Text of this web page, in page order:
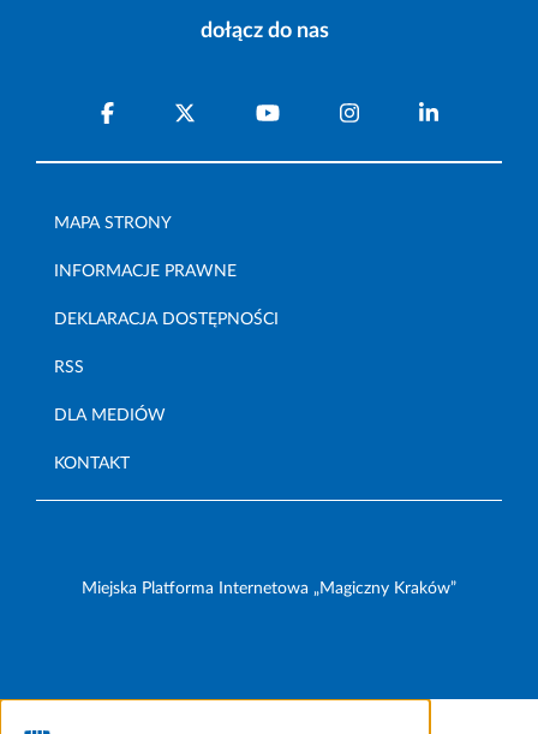
dołącz do nas
MAPA STRONY
INFORMACJE PRAWNE
DEKLARACJA DOSTĘPNOŚCI
RSS
DLA MEDIÓW
KONTAKT
Miejska Platforma Internetowa „Magiczny Kraków”